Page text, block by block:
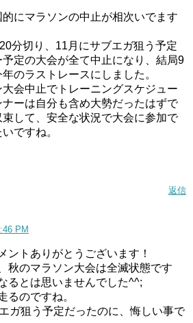
にマラソンの中止が相次いでます
分切り、11月にサブエガ狙う予定
定の大会が全て中止になり、結局9
のラストレースにしました。
会中止でトレーニングスケジュー
ーは自分も含め大勢だったはずで
して、安全な状況で大会に参加で
ですね。
返信
PM
ントありがとうございます！
秋のマラソン大会は全滅状態です
るとは思いませんでした^^;
るのですね。
ガ狙う予定だったのに、悔しい事で